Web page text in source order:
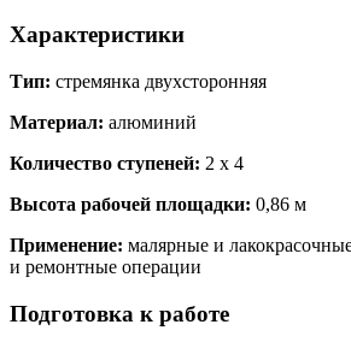
Характеристики
Тип: стремянка двухсторонняя
Материал: алюминий
Количество ступеней: 2 x 4
Высота рабочей площадки: 0,86 м
Применение: малярные и
и ремонтные операции
Подготовка к работе